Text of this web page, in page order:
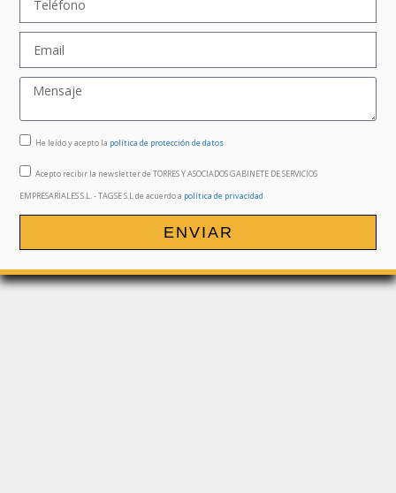
He leído y acepto la política de protección de datos
Acepto recibir la newsletter de TORRES Y ASOCIADOS GABINETE DE SERVICIOS
EMPRESARIALES S.L. - TAGSE S.L de acuerdo a política de privacidad
ENVIAR